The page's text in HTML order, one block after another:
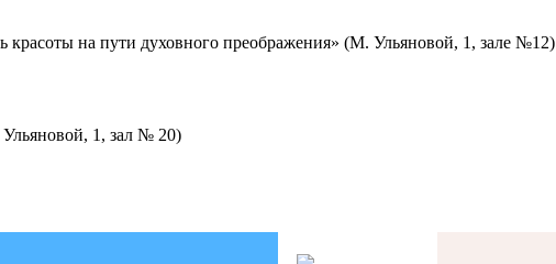
красоты на пути духовного преображения» (М. Ульяновой, 1, зале №12)
1, зал № 20)